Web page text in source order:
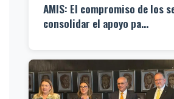
AMIS: El compromiso de los
consolidar el apoyo pa...